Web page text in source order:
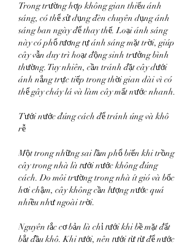
Trong trường hợp không gian thiếu ánh
sáng, có thể sử dụng đèn chuyên dụng ánh
sáng ban ngày để thay thế. Loại ánh sáng
này có phổ tương tự ánh sáng mặt trời, giúp
cây vẫn duy trì hoạt động sinh trưởng bình
thường. Tuy nhiên, cần tránh đặt cây dưới
ánh nắng trực tiếp trong thời gian dài vì có
thể gây cháy lá và làm cây mất nước nhanh.
Tưới nước đúng cách để tránh úng và khô
rễ
Một trong những sai lầm phổ biến khi trồng
cây trong nhà là tưới nước không đúng
cách. Do môi trường trong nhà ít gió và bốc
hơi chậm, cây không cần lượng nước quá
nhiều như ngoài trời.
Nguyên tắc cơ bản là chỉ tưới khi bề mặt đất
bắt đầu khô. Khi tưới, nên tưới từ từ để nước